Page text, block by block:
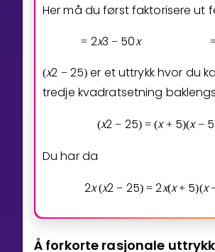
Her må du først faktorisere ut
= 2x3 − 50x
(x2 − 25) er et uttrykk hvor du
tredje kvadratsetning
(x2 − 25) = (x + 5)(x − 5
Du har da
2x (x2 − 25) = 2x(x + 5)(x
Å forkorte rasjonale uttrykk